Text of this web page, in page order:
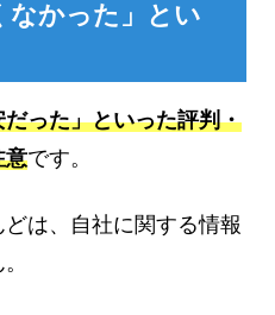
なかった」とい
った」といった評判・
意です。
は、自社に関する情報